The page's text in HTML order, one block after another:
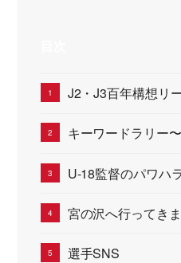
J2・J3百年構想リ
キーワードラリー
U-18監督のパワハ
宮の沢へ行ってき
選手SNS